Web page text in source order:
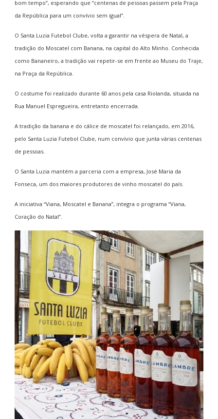
bom tempo”, esperando que “centenas de pessoas passem pela Praça
da República para um convívio sem igual”.
O Santa Luzia Futebol Clube, volta a garantir na véspera de Natal, a
tradição do Moscatel com Banana, na capital do Alto Minho. Conhecida
como Bananeiro, a tradição vai repetir-se em frente ao Museu do Traje,
na Praça da República.
O costume foi realizado durante 60 anos pela casa Riolanda, situada na
Rua Manuel Espregueira, entretanto encerrada.
A tradição da banana e do cálice de moscatel foi relançado, em 2016,
pelo Santa Luzia Futebol Clube, num convívio que junta várias centenas
de pessoas.
O Santa Luzia mantém a parceria com a empresa, José Maria da
Fonseca, um dos maiores produtores de vinho moscatel do país.
A iniciativa “Viana, Moscatel e Banana”, integra o programa “Viana,
Coração do Natal”.